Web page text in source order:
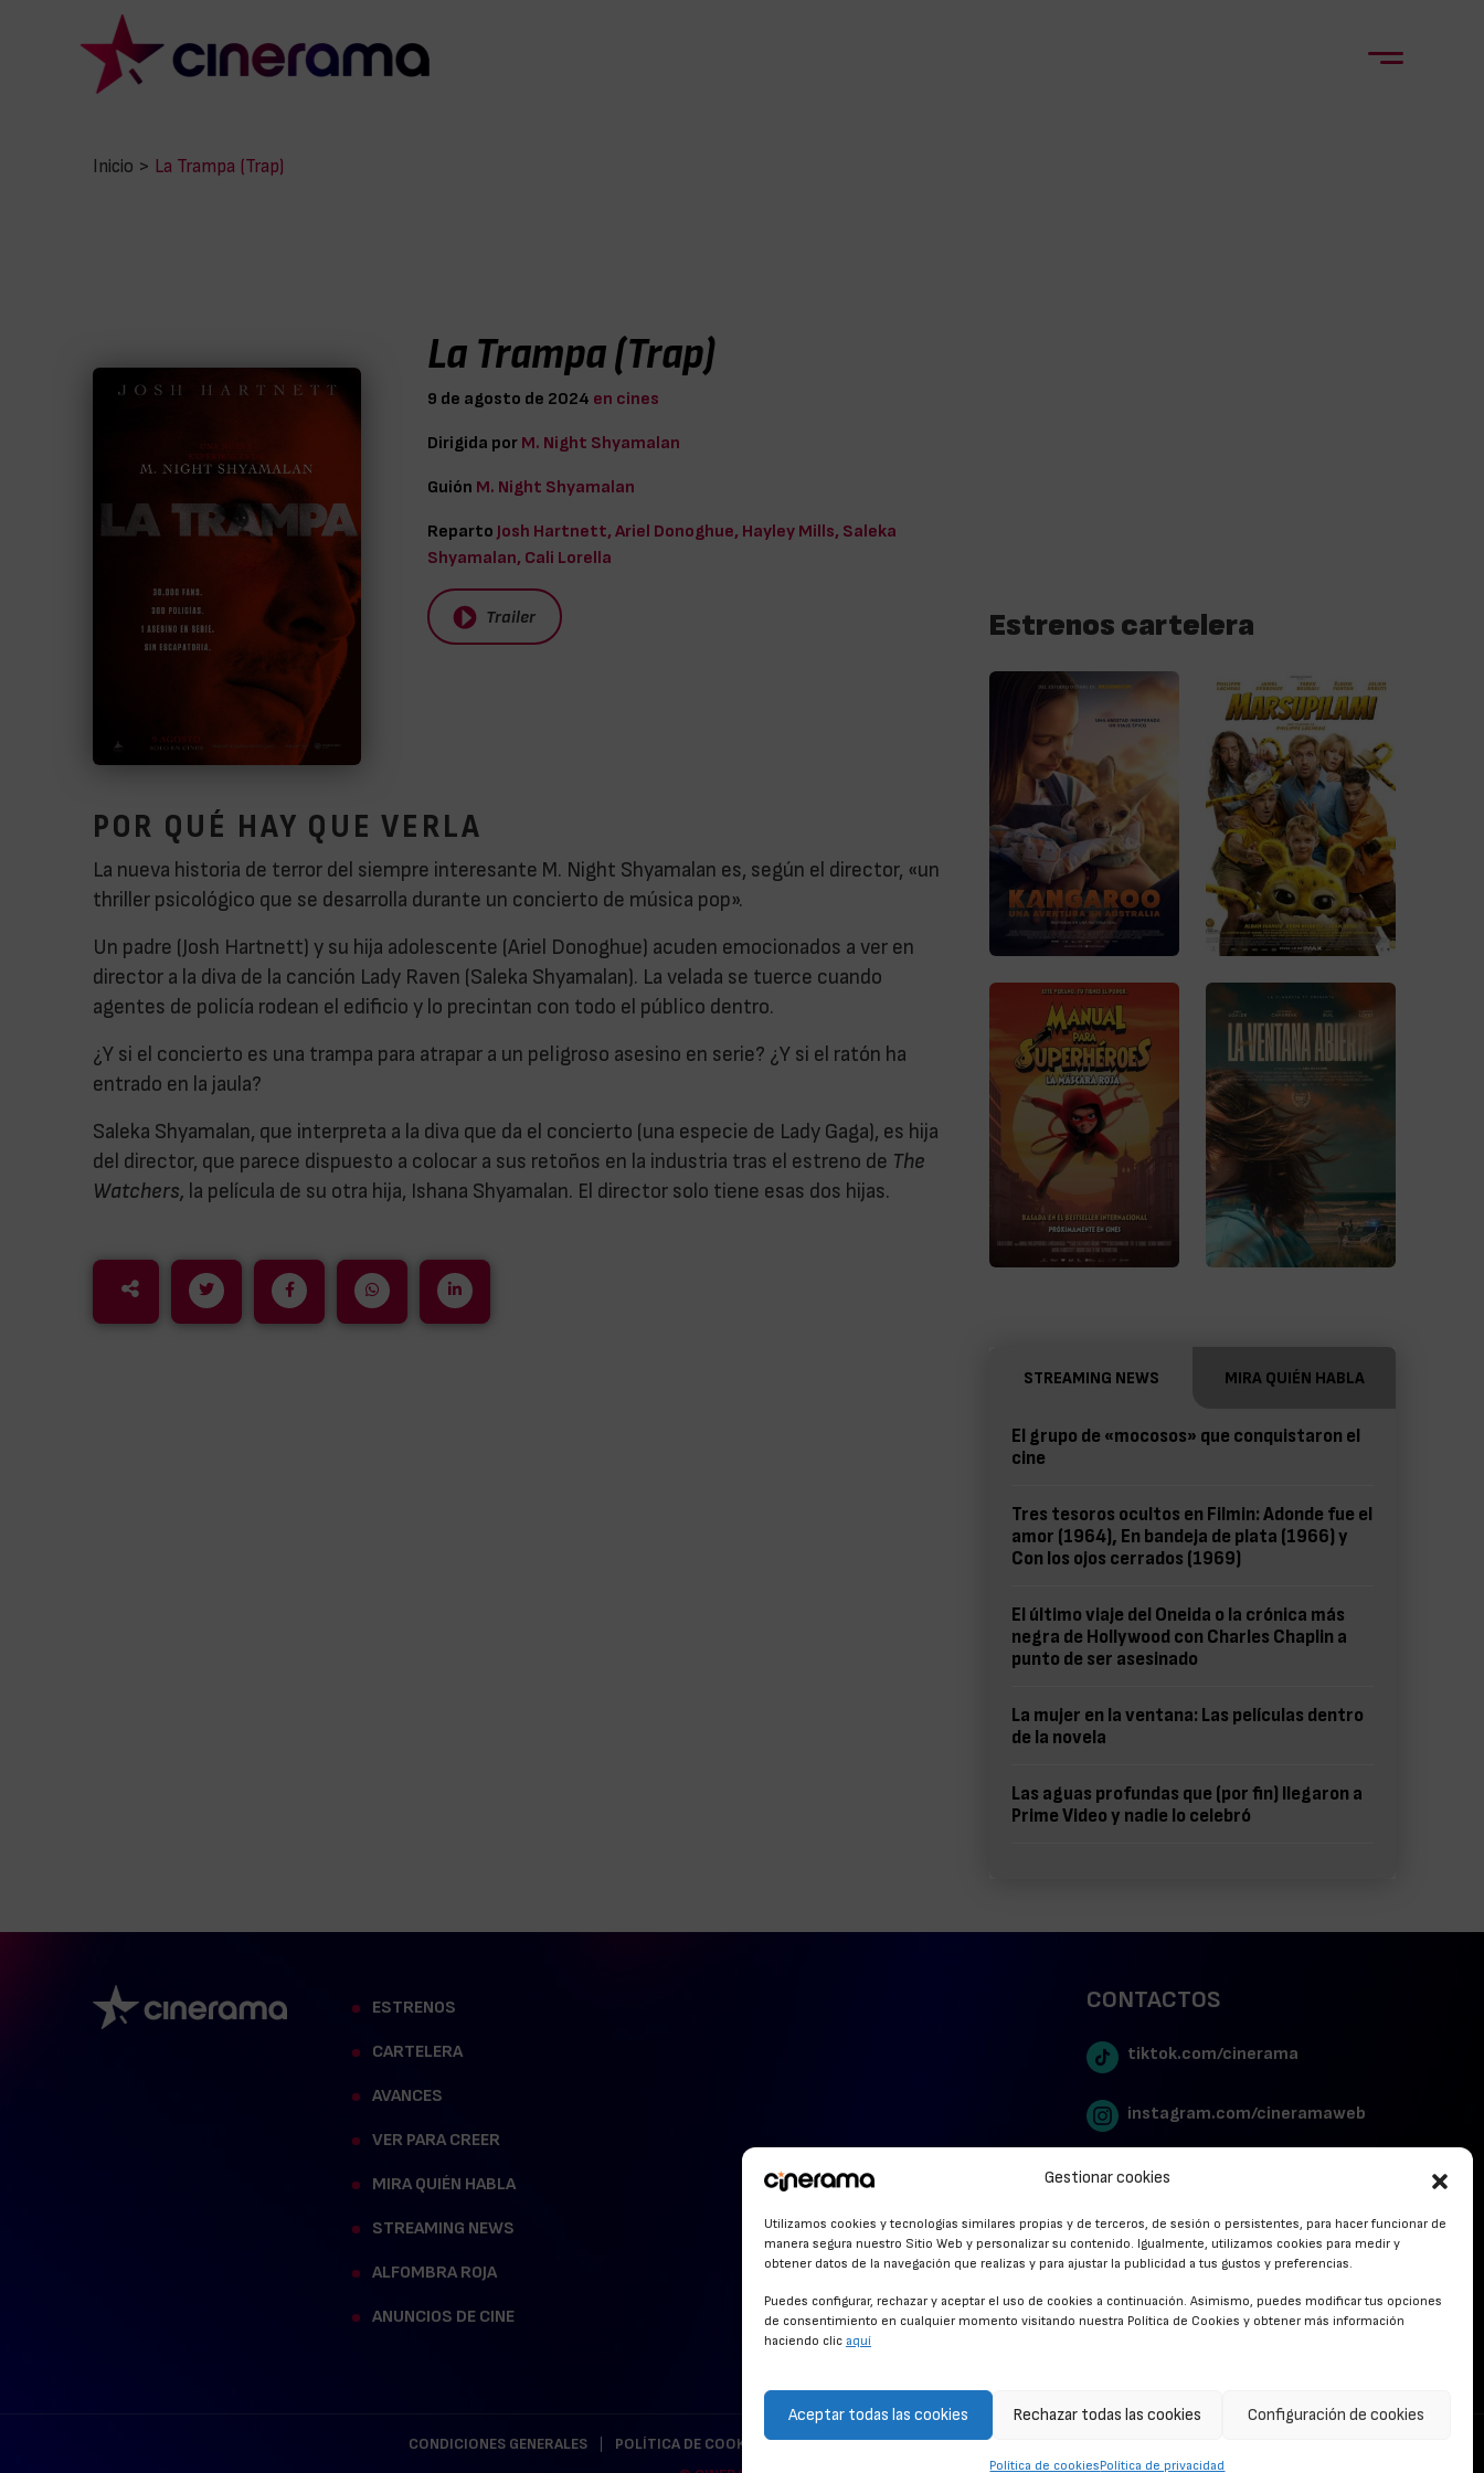
Gestionar cookies
Utilizamos cookies y tecnologías similares propias y de terceros, de sesión o persistentes, para hacer funcionar de
manera segura nuestro Sitio Web y personalizar su contenido. Igualmente, utilizamos cookies para medir y
obtener datos de la navegación que realizas y para ajustar la publicidad a tus gustos y preferencias.
Puedes configurar, rechazar y aceptar el uso de cookies a continuación. Asimismo, puedes modificar tus opciones
de consentimiento en cualquier momento visitando nuestra Política de Cookies y obtener más información
haciendo clic aquí
Aceptar todas las cookies Rechazar todas las cookies Configuración de cookies
Política de cookiesPolítica de privacidad
Inicio > La Trampa (Trap)
La Trampa (Trap)
9 de agosto de 2024 en cines
Dirigida por M. Night Shyamalan
Guión M. Night Shyamalan
Reparto Josh Hartnett, Ariel Donoghue, Hayley Mills, Saleka
Shyamalan, Cali Lorella
Trailer
POR QUÉ HAY QUE VERLA
La nueva historia de terror del siempre interesante M. Night Shyamalan es, según el director, «un
thriller psicológico que se desarrolla durante un concierto de música pop».
Un padre (Josh Hartnett) y su hija adolescente (Ariel Donoghue) acuden emocionados a ver en
director a la diva de la canción Lady Raven (Saleka Shyamalan). La velada se tuerce cuando
agentes de policía rodean el edificio y lo precintan con todo el público dentro.
¿Y si el concierto es una trampa para atrapar a un peligroso asesino en serie? ¿Y si el ratón ha
entrado en la jaula?
Saleka Shyamalan, que interpreta a la diva que da el concierto (una especie de Lady Gaga), es hija
del director, que parece dispuesto a colocar a sus retoños en la industria tras el estreno de The
Watchers, la película de su otra hija, Ishana Shyamalan. El director solo tiene esas dos hijas.
Estrenos cartelera
STREAMING NEWS MIRA QUIÉN HABLA
El grupo de «mocosos» que conquistaron el
cine
Tres tesoros ocultos en Filmin: Adonde fue el
amor (1964), En bandeja de plata (1966) y
Con los ojos cerrados (1969)
El último viaje del Oneida o la crónica más
negra de Hollywood con Charles Chaplin a
punto de ser asesinado
La mujer en la ventana: Las películas dentro
de la novela
Las aguas profundas que (por fin) llegaron a
Prime Video y nadie lo celebró
ESTRENOS
CARTELERA
AVANCES
VER PARA CREER
MIRA QUIÉN HABLA
STREAMING NEWS
ALFOMBRA ROJA
ANUNCIOS DE CINE
CONTACTOS
tiktok.com/cinerama
instagram.com/cineramaweb
twitter.com/cinerames
Youtube Canal Cinerama
CONDICIONES GENERALES POLÍTICA DE COOKIES POLÍTICA DE PRIVACIDAD